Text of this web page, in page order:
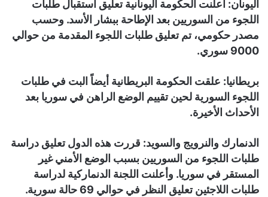
اليونان: أعلنت الحكومة اليونانية تعليق استقبال طلبات
اللجوء من السوريين بعد الإطاحة ببشار الأسد. وحسب
مصدر حكومي، تم تعليق طلبات اللجوء المقدمة من حوالي
9000 سوري.
بريطانيا: علقت الحكومة البريطانية أيضاً البت في طلبات
اللجوء السورية لحين تقييم الوضع الراهن في سوريا بعد
الأحداث الأخيرة.
الدنمارك والنرويج والسويد: قررت هذه الدول تعليق دراسة
طلبات اللجوء من السوريين بسبب الوضع الأمني غير
المستقر في سوريا. وأعلنت اللجنة الدنماركية لدراسة
طلبات اللاجئين تعليق النظر في حوالي 69 حالة سورية.